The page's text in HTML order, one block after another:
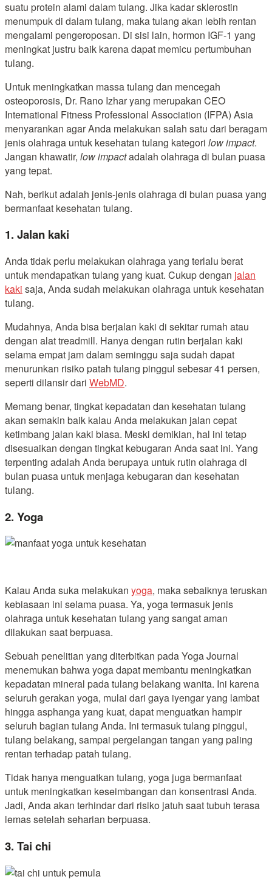
suatu protein alami dalam tulang. Jika kadar sklerostin
menumpuk di dalam tulang, maka tulang akan lebih rentan
mengalami pengeroposan. Di sisi lain, hormon IGF-1 yang
meningkat justru baik karena dapat memicu pertumbuhan
tulang.
Untuk meningkatkan massa tulang dan mencegah
osteoporosis, Dr. Rano Izhar yang merupakan CEO
International Fitness Professional Association (IFPA) Asia
menyarankan agar Anda melakukan salah satu dari beragam
jenis olahraga untuk kesehatan tulang kategori low impact.
Jangan khawatir, low impactadalah olahraga di bulan puasa
yang tepat.
Nah, berikut adalah jenis-jenis olahraga di bulan puasa yang
bermanfaat kesehatan tulang.
1. Jalan kaki
Anda tidak perlu melakukan olahraga yang terlalu berat
untuk mendapatkan tulang yang kuat. Cukup dengan jalan
kaki saja, Anda sudah melakukan olahraga untuk kesehatan
tulang.
Mudahnya, Anda bisa berjalan kaki di sekitar rumah atau
dengan alat treadmill. Hanya dengan rutin berjalan kaki
selama empat jam dalam seminggu saja sudah dapat
menurunkan risiko patah tulang pinggul sebesar 41 persen,
seperti dilansir dari WebMD.
Memang benar, tingkat kepadatan dan kesehatan tulang
akan semakin baik kalau Anda melakukan jalan cepat
ketimbang jalan kaki biasa. Meski demikian, hal ini tetap
disesuaikan dengan tingkat kebugaran Anda saat ini. Yang
terpenting adalah Anda berupaya untuk rutin olahraga di
bulan puasa untuk menjaga kebugaran dan kesehatan
tulang.
2. Yoga
Kalau Anda suka melakukan yoga, maka sebaiknya teruskan
kebiasaan ini selama puasa. Ya, yoga termasuk jenis
olahraga untuk kesehatan tulang yang sangat aman
dilakukan saat berpuasa.
Sebuah penelitian yang diterbitkan pada Yoga Journal
menemukan bahwa yoga dapat membantu meningkatkan
kepadatan mineral pada tulang belakang wanita. Ini karena
seluruh gerakan yoga, mulai dari gaya iyengar yang lambat
hingga asphanga yang kuat, dapat menguatkan hampir
seluruh bagian tulang Anda. Ini termasuk tulang pinggul,
tulang belakang, sampai pergelangan tangan yang paling
rentan terhadap patah tulang.
Tidak hanya menguatkan tulang, yoga juga bermanfaat
untuk meningkatkan keseimbangan dan konsentrasi Anda.
Jadi, Anda akan terhindar dari risiko jatuh saat tubuh terasa
lemas setelah seharian berpuasa.
3. Tai chi